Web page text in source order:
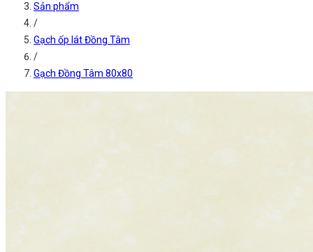
Sản phẩm
/
Gạch ốp lát Đồng Tâm
/
Gạch Đồng Tâm 80x80